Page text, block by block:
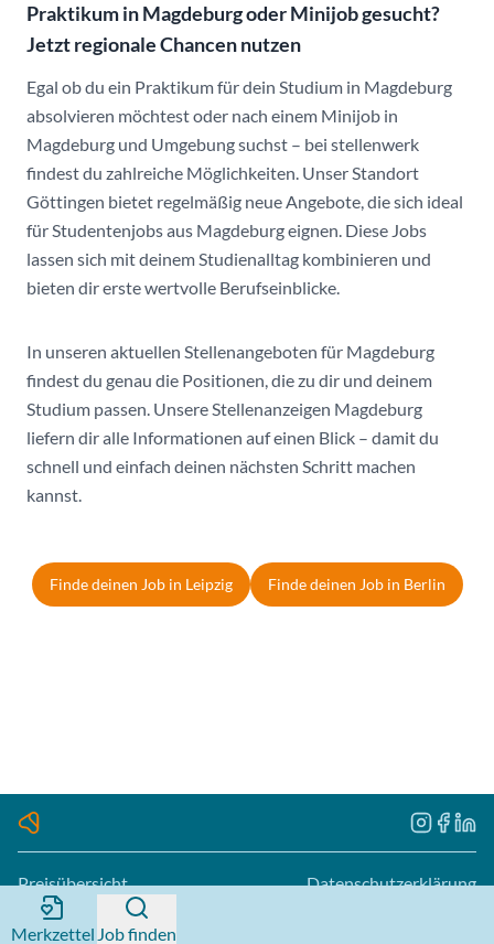
Praktikum in Magdeburg oder Minijob gesucht?
Jetzt regionale Chancen nutzen
Egal ob du ein Praktikum für dein Studium in Magdeburg
absolvieren möchtest oder nach einem Minijob in
Magdeburg und Umgebung suchst – bei stellenwerk
findest du zahlreiche Möglichkeiten. Unser Standort
Göttingen bietet regelmäßig neue Angebote, die sich ideal
für Studentenjobs aus Magdeburg eignen. Diese Jobs
lassen sich mit deinem Studienalltag kombinieren und
bieten dir erste wertvolle Berufseinblicke.
In unseren aktuellen Stellenangeboten für Magdeburg
findest du genau die Positionen, die zu dir und deinem
Studium passen. Unsere Stellenanzeigen Magdeburg
liefern dir alle Informationen auf einen Blick – damit du
schnell und einfach deinen nächsten Schritt machen
kannst.
Finde deinen Job in Leipzig Finde deinen Job in Berlin
Preisübersicht
FAQ
Standorte
Datenschutzerklärung
Merkzettel Job finden